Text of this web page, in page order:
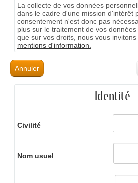
La collecte de vos données
dans le cadre d'une mission d'intérêt
consentement n'est donc pas
plus sur le traitement de vos
que sur vos droits, nous vous
mentions d'information.
Annuler
Identité
Civilité
Nom usuel